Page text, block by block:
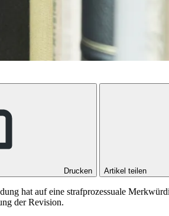
Drucken Artikel teilen
hat auf eine strafprozessuale
der Revision.